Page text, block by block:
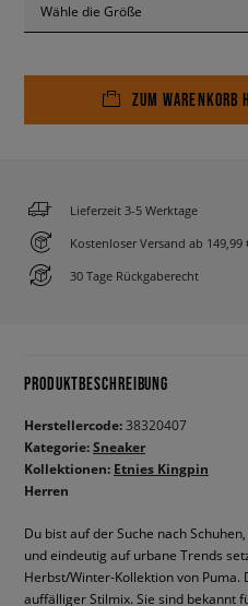
Wähle die Größe
ZUM WARENKORB
Lieferzeit 3-5 Werktage
Kostenloser Versand ab 149,99
30 Tage Rückgaberecht
PRODUKTBESCHREIBUNG
Herstellercode: 38320407
Kategorie:Sneaker
Kollektionen: Etnies Kingpin
Herren
Du bist auf der Suche nach
und eindeutig auf urbane Trends
Herbst/Winter-Kollektion von Puma.
auffälliger Stilmix. Sie sind bekannt